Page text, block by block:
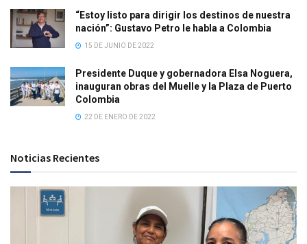
“Estoy listo para dirigir los destinos de nuestra
nación”: Gustavo Petro le habla a Colombia
15 DE JUNIO DE 2022
Presidente Duque y gobernadora Elsa Noguera,
inauguran obras del Muelle y la Plaza de Puerto
Colombia
22 DE ENERO DE 2022
Noticias Recientes